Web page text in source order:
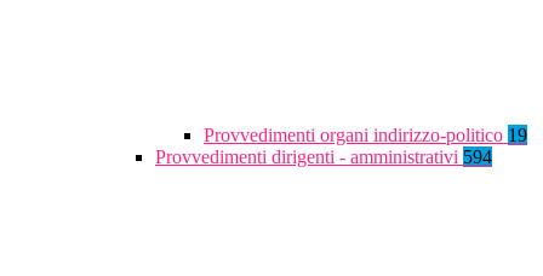
Provvedimenti organi indirizzo-politico 19
Provvedimenti dirigenti - amministrativi 594